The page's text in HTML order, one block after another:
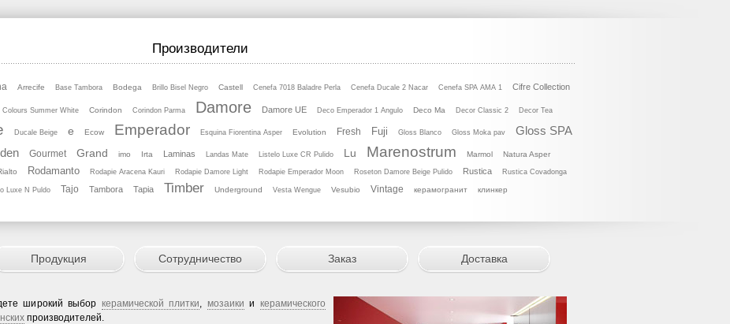
Производители
Arrecife Base Tambora Bodega Brillo Bisel Negro Castell Cenefa 7018 Baladre Perla Cenefa Ducale 2 Nacar Cenefa SPA AMA 1 Cifre Collection
Colours Summer White Corindon Corindon Parma Damore Damore UE Deco Emperador 1 Angulo Deco Ma Decor Classic 2 Decor Tea
Ducale Beige e Ecow Emperador Esquina Fiorentina Asper Evolution Fresh Fuji Gloss Blanco Gloss Moka pav
Gloss SPA
Gourmet Grand imo Irta Laminas Landas Mate Listelo Luхe CR Pulido Lu Marenostrum Marmol
Natura Asper
Rodamanto Rodapie Aracena Kauri Rodapie Damore Light Rodapie Emperador Moon Roseton Damore Beige Pulido Rustica Rustica Covadonga
Luхe N Puldo Tajo Tambora Tapia Timber Underground Vesta Wengue Vesubio Vintage керамогранит клинкер
Продукция Сотрудничество Заказ Доставка
широкий выбор керамической плитки, мозаики икерамического
производителей.